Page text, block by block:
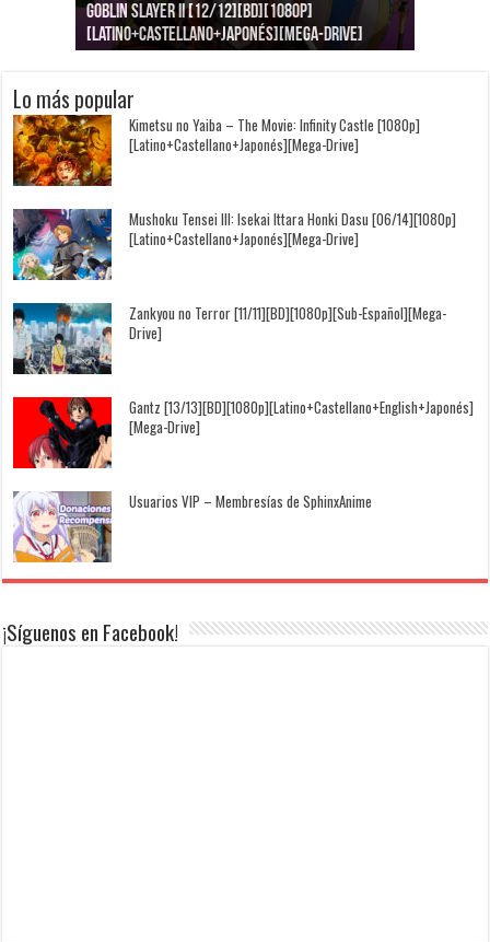
Goblin Slayer II [12/12][BD][1080p]
[Latino+Castellano+Japonés][Mega-Drive]
Jujutsu Kaisen: Kaigyoku/Gyokusetsu [1080p]
[Latino+Japonés][Mega-Drive]
Kimi to, Nami ni Noretara [BD][1080p]
[Latino+Castellano+Japonés][Mega-Drive]
Nukitashi the Animation [11/11+OVAS][BD]
[1080p][Sub-Español][Mega-Drive]
Kimi wa Houkago Insomnia [13/13][BD][1080p]
[Castellano+English+Japonés][Mega-Drive]
Getsuyoubi no Tawawa [12/12+Especiales][BD]
[1080p][Sub-Español][Mega-Drive]
Lo más popular
Kimetsu no Yaiba – The Movie: Infinity Castle [1080p]
[Latino+Castellano+Japonés][Mega-Drive]
Mushoku Tensei III: Isekai Ittara Honki Dasu [06/14][1080p]
[Latino+Castellano+Japonés][Mega-Drive]
Zankyou no Terror [11/11][BD][1080p][Sub-Español][Mega-
Drive]
Gantz [13/13][BD][1080p][Latino+Castellano+English+Japonés]
[Mega-Drive]
Usuarios VIP – Membresías de SphinxAnime
¡Síguenos en Facebook!